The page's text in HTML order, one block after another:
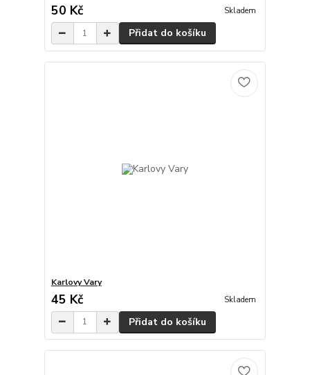
50 Kč Skladem
Přidat do košíku
Karlovy Vary
45 Kč Skladem
Přidat do košíku